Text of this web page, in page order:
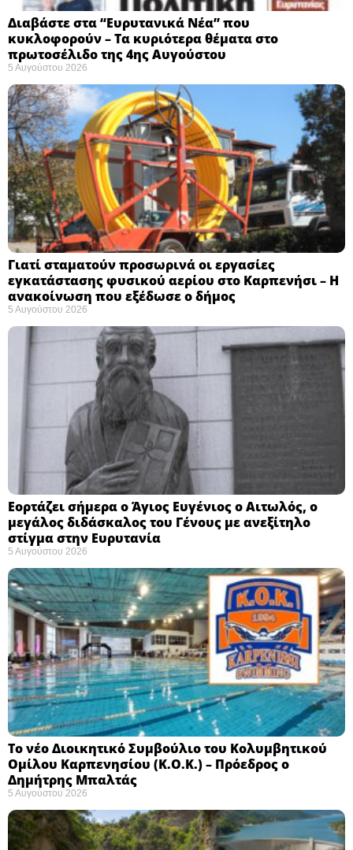
Διαβάστε στα “Ευρυτανικά Νέα” που
κυκλοφορούν – Τα κυριότερα θέματα στο
πρωτοσέλιδο της 4ης Αυγούστου
5 Αυγούστου 2026
Γιατί σταματούν προσωρινά οι εργασίες
εγκατάστασης φυσικού αερίου στο Καρπενήσι – Η
ανακοίνωση που εξέδωσε ο δήμος
5 Αυγούστου 2026
Εορτάζει σήμερα ο Άγιος Ευγένιος ο Αιτωλός, ο
μεγάλος διδάσκαλος του Γένους με ανεξίτηλο
στίγμα στην Ευρυτανία
5 Αυγούστου 2026
Το νέο Διοικητικό Συμβούλιο του Κολυμβητικού
Ομίλου Καρπενησίου (Κ.Ο.Κ.) – Πρόεδρος ο
Δημήτρης Μπαλτάς
5 Αυγούστου 2026